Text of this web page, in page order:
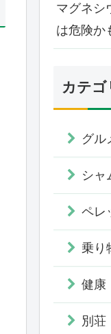
マグネシ
は危険か
カテゴ
グル
シャ
ペレ
乗り
健康
別荘